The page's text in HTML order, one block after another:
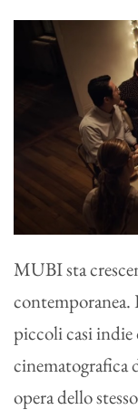
MUBI sta
contemporanea.
piccoli casi indie
cinematografica
opera dello